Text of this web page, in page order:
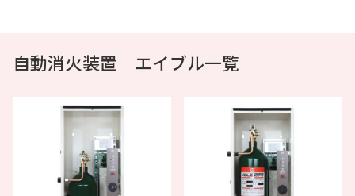
自動消火装置 エイブル一覧